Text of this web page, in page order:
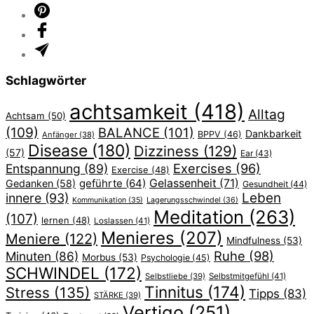
Schlagwörter
Achtsam (50) achtsamkeit (418) Alltag
(109) Anfänger (38) BALANCE (101) BPPV (46) Dankbarkeit
(57) Disease (180) Dizziness (129) Ear(43)
Entspannung (89) Exercise (48) Exercises (96)
Gedanken (58) geführte (64) Gelassenheit (71) Gesundheit (44)
innere (93) Kommunikation (35) Lagerungsschwindel (36) Leben
(107) lernen (48) Loslassen (41) Meditation (263)
Meniere (122) Menieres (207) Mindfulness (53)
Minuten (86) Morbus (53) Psychologie (45) Ruhe (98)
SCHWINDEL (172) Selbstliebe (39) Selbstmitgefühl (41)
Stress (135) STÄRKE (39) Tinnitus (174) Tipps (83)